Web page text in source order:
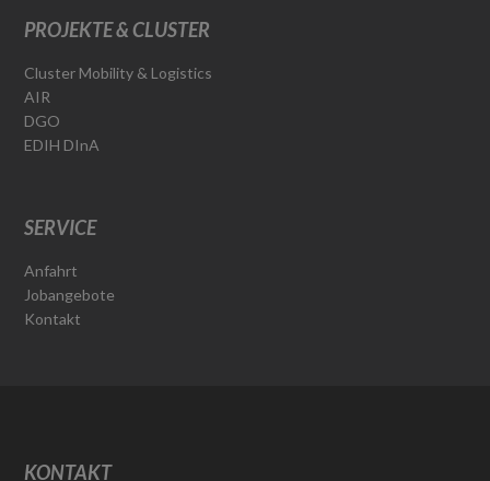
PROJEKTE & CLUSTER
Cluster Mobility & Logistics
AIR
DGO
EDIH DInA
SERVICE
Anfahrt
Jobangebote
Kontakt
KONTAKT